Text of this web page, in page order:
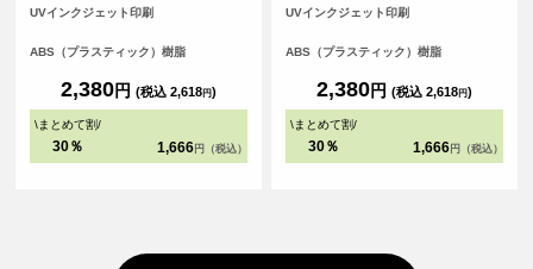
UVインクジェット印刷
ABS（プラスティック）樹脂
2,380円 (税込 2,618円)
\まとめて割/
30％ 1,666 円（税込）
UVインクジェット印刷
ABS（プラスティック）樹脂
2,380円 (税込 2,618円)
\まとめて割/
30％ 1,666 円（税込）